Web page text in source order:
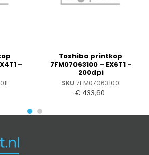
–
Toshiba printkop
7FM07063100 – EX6T1 –
200dpi
SKU 7FM07063100
€ 433,60